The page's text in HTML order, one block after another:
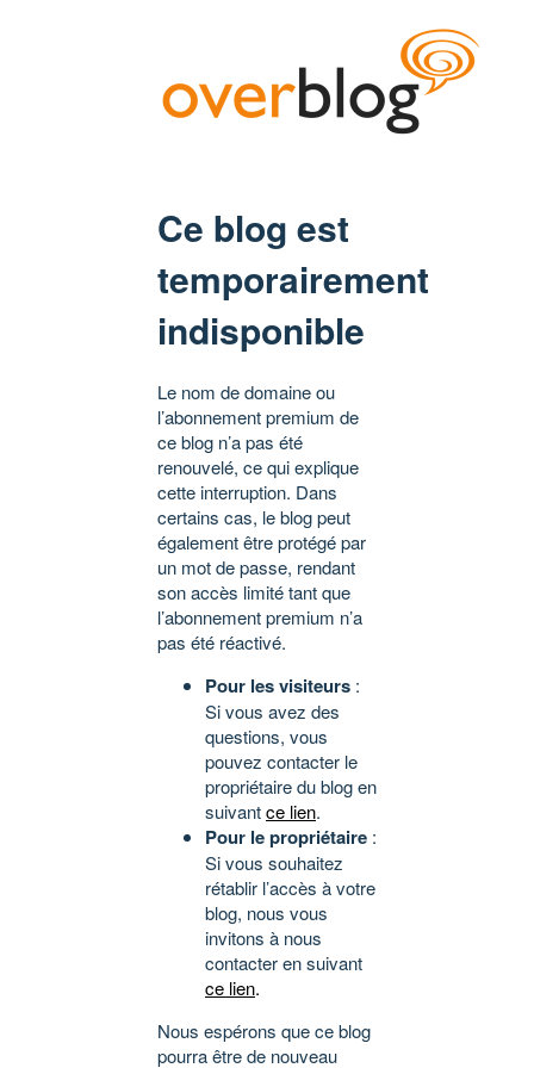
Ce blog est
temporairement
indisponible
Le nom de domaine ou
l’abonnement premium de
ce blog n’a pas été
renouvelé, ce qui explique
cette interruption. Dans
certains cas, le blog peut
également être protégé par
un mot de passe, rendant
son accès limité tant que
l’abonnement premium n’a
pas été réactivé.
Pour les visiteurs :
Si vous avez des
questions, vous
pouvez contacter le
propriétaire du blog en
suivantce lien.
Pour le propriétaire :
Si vous souhaitez
rétablir l’accès à votre
blog, nous vous
invitons à nous
contacter en suivant
ce lien.
Nous espérons que ce blog
pourra être de nouveau